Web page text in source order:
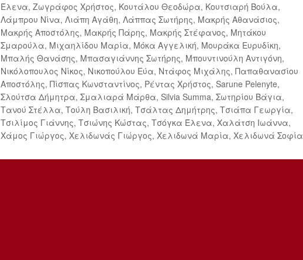
Έλενα, Ζωγράφος Χρήστος, Κουτάλου Θεοδώρα, Κουτσιαρή Βούλα,
Λάμπρου Νίνα, Λιάπη Αγάθη, Λάππας Σωτήρης, Μακρής Αθανάσιος,
Μακρής Αποστόλης, Μακρής Πάρης, Μακρής Στέφανος, Μητάκου
Σμαρούλα, Μιχαηλίδου Μαρία, Μόκα Αγγελική, Μουράκα Ευρυδίκη,
Μπαλής Θανάσης, Μπασαγιάννης Σωτήρης, Μπουντινούλη Αντιγόνη,
Νικόλοπουλος Νίκος, Νικοπούλου Εύα, Ντάφος Μιχάλης, Παπαθανασίου
Αποστόλης, Πίσπας Κωνσταντίνος, Ρέντας Χρήστος, Sarune Pelenyte,
Σλούτσα Δήμητρα, Σμαλιαρά Μάρθα, Silvia Summa, Σωτηρίου Βάγια,
Τανού Στέλλα, Τούλη Βασιλική, Τσάλτας Δημήτρης, Τσιάπα Γεωργία,
Τσιλίμος Γιάννης, Τσιώνης Κώστας, Τσόγκα Έλενα, Χαλάτση Ιωάννα,
Χάμος Γιώργος, Χελιδωνάς Γιώργος, Χελιδωνά Μαρία, Χελιδωνά Σοφία